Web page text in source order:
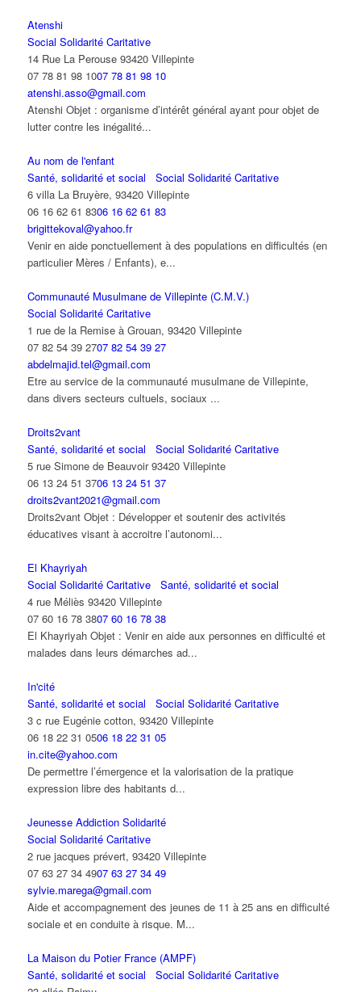
Atenshi
Social Solidarité Caritative
14 Rue La Perouse 93420 Villepinte
07 78 81 98 1007 78 81 98 10
atenshi.asso@gmail.com
Atenshi Objet : organisme d’intérêt général ayant pour objet de
lutter contre les inégalité...
Au nom de l'enfant
Santé, solidarité et social
Social Solidarité Caritative
6 villa La Bruyère, 93420 Villepinte
06 16 62 61 8306 16 62 61 83
brigittekoval@yahoo.fr
Venir en aide ponctuellement à des populations en difficultés (en
particulier Mères / Enfants), e...
Communauté Musulmane de Villepinte (C.M.V.)
Social Solidarité Caritative
1 rue de la Remise à Grouan, 93420 Villepinte
07 82 54 39 2707 82 54 39 27
abdelmajid.tel@gmail.com
Etre au service de la communauté musulmane de Villepinte,
dans divers secteurs cultuels, sociaux ...
Droits2vant
Santé, solidarité et social
Social Solidarité Caritative
5 rue Simone de Beauvoir 93420 Villepinte
06 13 24 51 3706 13 24 51 37
droits2vant2021@gmail.com
Droits2vant Objet : Développer et soutenir des activités
éducatives visant à accroitre l’autonomi...
El Khayriyah
Social Solidarité Caritative
Santé, solidarité et social
4 rue Méliès 93420 Villepinte
07 60 16 78 3807 60 16 78 38
El Khayriyah Objet : Venir en aide aux personnes en difficulté et
malades dans leurs démarches ad...
In'cité
Santé, solidarité et social
Social Solidarité Caritative
3 c rue Eugénie cotton, 93420 Villepinte
06 18 22 31 0506 18 22 31 05
in.cite@yahoo.com
De permettre l’émergence et la valorisation de la pratique
expression libre des habitants d...
Jeunesse Addiction Solidarité
Social Solidarité Caritative
2 rue jacques prévert, 93420 Villepinte
07 63 27 34 4907 63 27 34 49
sylvie.marega@gmail.com
Aide et accompagnement des jeunes de 11 à 25 ans en difficulté
sociale et en conduite à risque. M...
La Maison du Potier France (AMPF)
Santé, solidarité et social
Social Solidarité Caritative